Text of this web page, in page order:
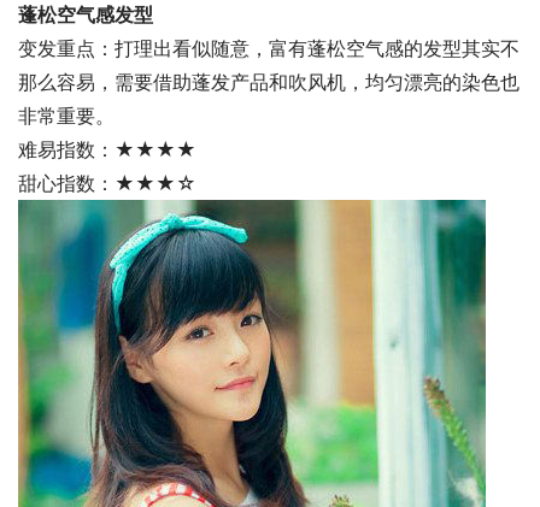
蓬松空气感发型
变发重点：打理出看似随意，富有蓬松空气感的发型其实不
那么容易，需要借助蓬发产品和吹风机，均匀漂亮的染色也
非常重要。
难易指数：★★★★
甜心指数：★★★☆